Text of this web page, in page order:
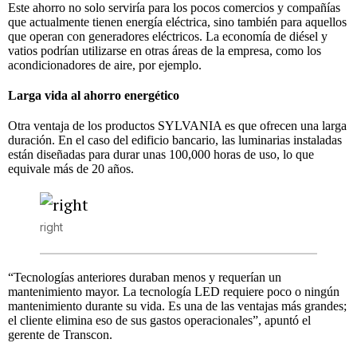
Este ahorro no solo serviría para los pocos comercios y compañías
que actualmente tienen energía eléctrica, sino también para aquellos
que operan con generadores eléctricos. La economía de diésel y
vatios podrían utilizarse en otras áreas de la empresa, como los
acondicionadores de aire, por ejemplo.
Larga vida al ahorro energético
Otra ventaja de los productos SYLVANIA es que ofrecen una larga
duración. En el caso del edificio bancario, las luminarias instaladas
están diseñadas para durar unas 100,000 horas de uso, lo que
equivale más de 20 años.
right
“Tecnologías anteriores duraban menos y requerían un
mantenimiento mayor. La tecnología LED requiere poco o ningún
mantenimiento durante su vida. Es una de las ventajas más grandes;
el cliente elimina eso de sus gastos operacionales”, apuntó el
gerente de Transcon.